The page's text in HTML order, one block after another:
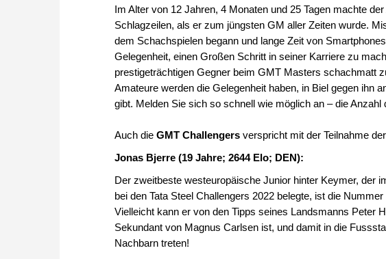
Im Alter von 12 Jahren, 4 Monaten und 25 Tagen machte
Schlagzeilen, als er zum jüngsten GM aller Zeiten wurde.
dem Schachspielen begann und lange Zeit von
Gelegenheit, einen Großen Schritt in seiner Karriere zu
prestigeträchtigen Gegner beim GMT Masters schachmatt
Amateure werden die Gelegenheit haben, in Biel gegen ihn
gibt. Melden Sie sich so schnell wie möglich an – die Anzahl
Auch die GMT Challengers verspricht mit der Teilnahme
Jonas Bjerre (19 Jahre; 2644 Elo; DEN):
Der zweitbeste westeuropäische Junior hinter Keymer, der
bei den Tata Steel Challengers 2022 belegte, ist die
Vielleicht kann er von den Tipps seines Landsmanns Peter
Sekundant von Magnus Carlsen ist, und damit in die
Nachbarn treten!